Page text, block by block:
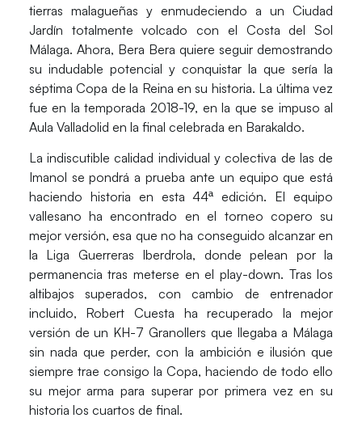
tierras malagueñas y enmudeciendo a unCiudad
Jardín totalmente volcado con el Costa del Sol
Málaga. Ahora, Bera Bera quiere seguir demostrando
su indudable potencial y conquistar la que sería la
séptimaCopa de la Reina en su historia. La última vez
fue en la temporada 2018-19, en la que se impuso al
Aula Valladolid en la final celebrada en Barakaldo.
La indiscutible calidad individual y colectiva de las de
Imanol se pondrá a prueba ante un equipo que está
haciendo historia en esta 44ª edición. El equipo
vallesano ha encontrado en el torneo copero su
mejor versión, esa que no ha conseguido alcanzar en
la Liga Guerreras Iberdrola, donde pelean por la
permanencia tras meterse en el play-down. Tras los
altibajos superados, con cambio de entrenador
incluido, Robert Cuesta ha recuperado la mejor
versión de un KH-7 Granollers que llegaba a Málaga
sin nada que perder, con la ambición e ilusión que
siempre trae consigo la Copa, haciendo de todo ello
su mejor arma para superar por primera vez en su
historia los cuartos de final.